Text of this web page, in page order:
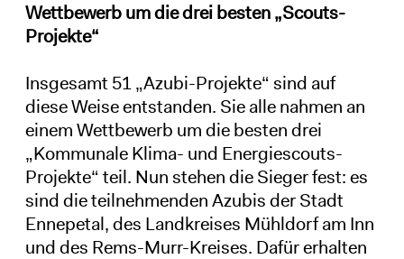
Wettbewerb um die drei besten „Scouts-
Projekte“
Insgesamt 51 „Azubi-Projekte“ sind auf
diese Weise entstanden. Sie alle nahmen an
einem Wettbewerb um die besten drei
„Kommunale Klima- und Energiescouts-
Projekte“ teil. Nun stehen die Sieger fest: es
sind die teilnehmenden Azubis der Stadt
Ennepetal, des Landkreises Mühldorf am Inn
und des Rems-Murr-Kreises. Dafür erhalten